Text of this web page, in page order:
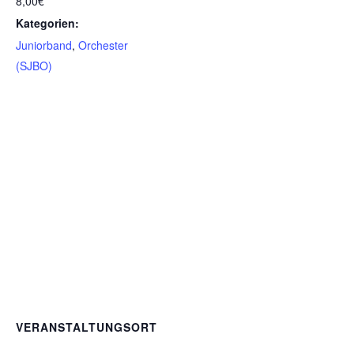
Kategorien:
Juniorband, Orchester
(SJBO)
VERANSTALTUNGSORT